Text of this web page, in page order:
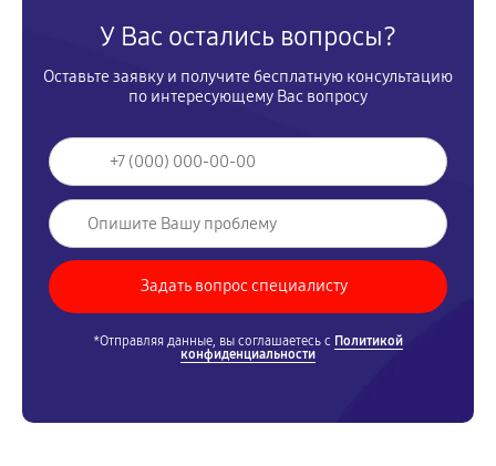
У Вас остались вопросы?
Оставьте заявку и получите бесплатную консультацию
по интересующему Вас вопросу
*Отправляя данные, вы соглашаетесь с Политикой
конфиденциальности